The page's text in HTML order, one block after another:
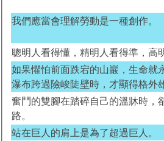
我們應當會理解勞動是一種創作。
聰明人看得懂，精明人看得準，高
如果懼怕前面跌宕的山巖，生命就
瀑布跨過險峻陡壁時，才顯得格外
奮鬥的雙腳在踏碎自己的溫牀時，
路。
站在巨人的肩上是為了超過巨人。